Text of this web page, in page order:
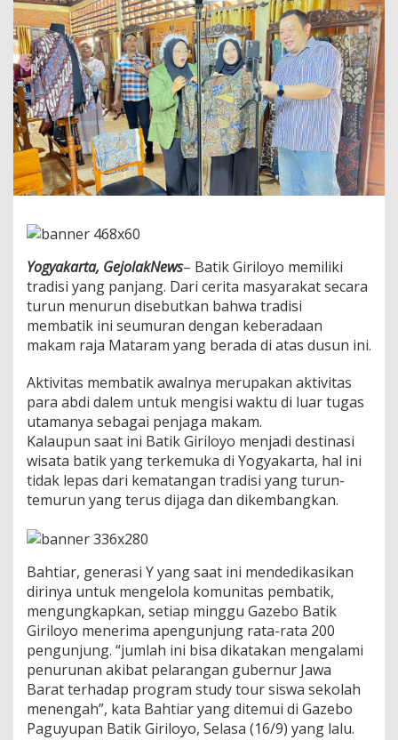
n
Y
o
g
y
a
k
a
r
t
a
K
e
a
k
a
n
T
e
k
l
o
g
i
I
K
e
e
b
a
t
i
k
G
r
i
l
o
Yogyakarta, GejolakNews– Batik Giriloyo memiliki
tradisi yang panjang. Dari cerita masyarakat secara
turun menurun disebutkan bahwa tradisi
membatik ini seumuran dengan keberadaan
makam raja Mataram yang berada di atas dusun ini.
Aktivitas membatik awalnya merupakan aktivitas
para abdi dalem untuk mengisi waktu di luar tugas
utamanya sebagai penjaga makam.
Kalaupun saat ini Batik Giriloyo menjadi destinasi
wisata batik yang terkemuka di Yogyakarta, hal ini
tidak lepas dari kematangan tradisi yang turun-
temurun yang terus dijaga dan dikembangkan.
Bahtiar, generasi Y yang saat ini mendedikasikan
dirinya untuk mengelola komunitas pembatik,
mengungkapkan, setiap minggu Gazebo Batik
Giriloyo menerima apengunjung rata-rata 200
pengunjung. “jumlah ini bisa dikatakan mengalami
penurunan akibat pelarangan gubernur Jawa
Barat terhadap program study tour siswa sekolah
menengah”, kata Bahtiar yang ditemui di Gazebo
Paguyupan Batik Giriloyo, Selasa (16/9) yang lalu.